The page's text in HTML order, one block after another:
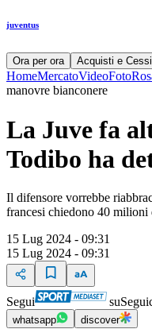
juventus
Ora per ora Acquisti e
HomeMercatoVideoFoto
manovre bianconere
La Juve fa
Todibo ha
Il difensore vorrebbe
francesi chiedono 40 milioni
15 Lug 2024 - 09:31
15 Lug 2024 - 09:31
Segui su
whatsapp discover